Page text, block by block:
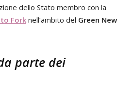
dello Stato membro con la
Fork nell’ambito del Green New
parte dei